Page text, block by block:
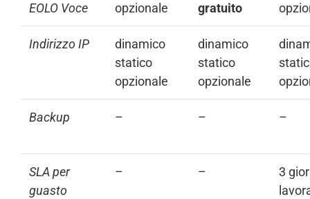
EOLO Voce opzionale gratuito
Indirizzo IP
dinamico
statico
opzionale
dinamico
statico
opzionale
Backup – – –
SLA per
guasto
– –
3